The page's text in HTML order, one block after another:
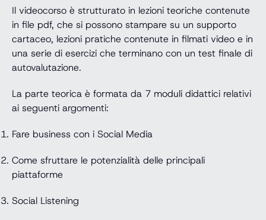
Il videocorso è strutturato in lezioni teoriche contenute
in file pdf, che si possono stampare su un supporto
cartaceo, lezioni pratiche contenute in filmati video e in
una serie di esercizi che terminano con un test finale di
autovalutazione.
La parte teorica è formata da 7 moduli didattici relativi
ai seguenti argomenti:
Fare business con i Social Media
Come sfruttare le potenzialità delle principali
piattaforme
Social Listening